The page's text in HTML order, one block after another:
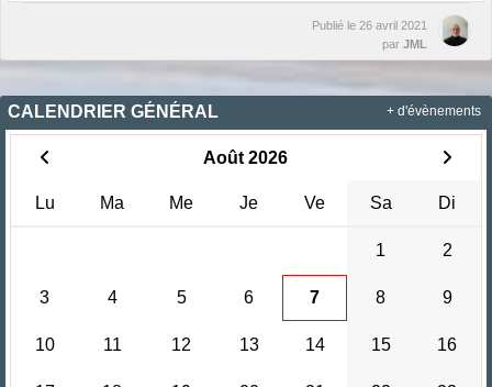
Publié le 26 avril 2021
par JML
CALENDRIER GÉNÉRAL
Août 2026
Lu Ma Me Je Ve Sa Di
1 2
3 4 5 6 7 8 9
10 11 12 13 14 15 16
+ d'évènements